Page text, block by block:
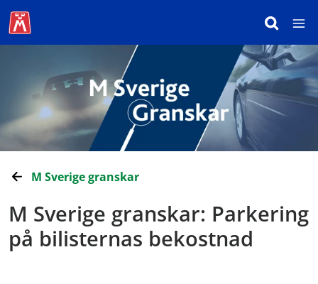
M Sverige granskar
M Sverige granskar: Parkering
på bilisternas bekostnad